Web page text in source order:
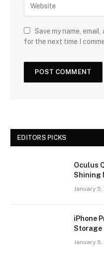
Save my name,
for the next time I
EDITORS PICKS
Oculus
Shining
January 5,
iPhone
Storage
January 5,